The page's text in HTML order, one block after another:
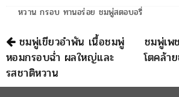
หวาน กรอบ ทานอร่อย ชมพู่สตอบอรี่
นำทาง
ชมพู่เขียวอำพัน เนื้อชมพู่
หอมกรอบฉ่ำ ผลใหญ่และ
รสชาติหวาน
ชมพู่เพ
โตคล้า